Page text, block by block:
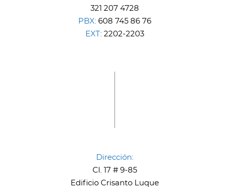
321 207 4728
PBX: 608 745 86 76
EXT: 2202-2203
Dirección:
Cl. 17 # 9-85
Edificio Crisanto Luque